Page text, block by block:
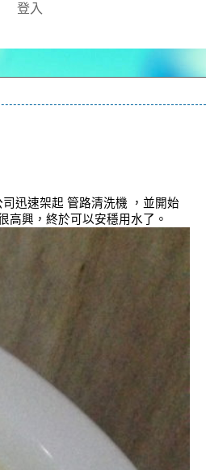
登入
迅速架起 管路清洗機 ，並開始
高興，終於可以安穩用水了。